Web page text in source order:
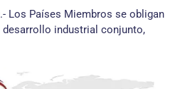
Países Miembros se obligan
industrial conjunto,